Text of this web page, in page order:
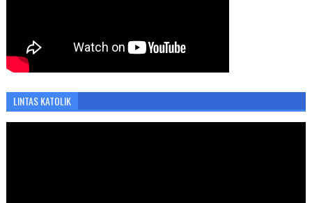
LINTAS KATOLIK